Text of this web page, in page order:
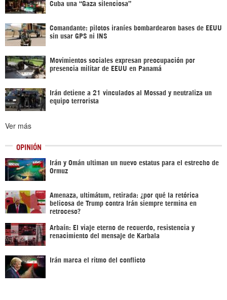
Cuba una “Gaza silenciosa”
Comandante: pilotos iraníes bombardearon bases de EEUU
sin usar GPS ni INS
Movimientos sociales expresan preocupación por
presencia militar de EEUU en Panamá
Irán detiene a 21 vinculados al Mossad y neutraliza un
equipo terrorista
Ver más
OPINIÓN
Irán y Omán ultiman un nuevo estatus para el estrecho de
Ormuz
Amenaza, ultimátum, retirada: ¿por qué la retórica
belicosa de Trump contra Irán siempre termina en
retroceso?
Arbaín: El viaje eterno de recuerdo, resistencia y
renacimiento del mensaje de Karbala
Irán marca el ritmo del conflicto